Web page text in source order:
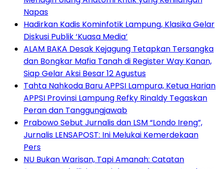
Napas
Hadirkan Kadis Kominfotik Lampung, Klasika Gelar
Diskusi Publik ‘Kuasa Media’
ALAM BAKA Desak Kejagung Tetapkan Tersangka
dan Bongkar Mafia Tanah di Register Way Kanan,
Siap Gelar Aksi Besar 12 Agustus
Tahta Nahkoda Baru APPSI Lampura, Ketua Harian
APPSI Provinsi Lampung Refky Rinaldy Tegaskan
Peran dan Tanggungjawab
Prabowo Sebut Jurnalis dan LSM “Londo Ireng”,
Jurnalis LENSAPOST: Ini Melukai Kemerdekaan
Pers
NU Bukan Warisan, Tapi Amanah: Catatan